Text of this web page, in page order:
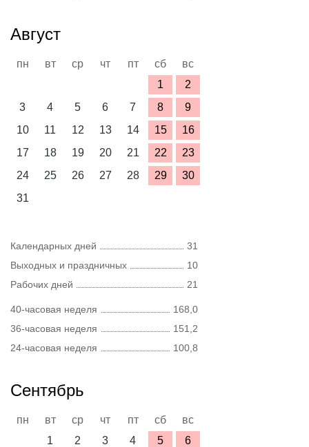
Август
пн вт ср чт пт сб
вс
1
2
3
4 5 6 7 8
9
10
11 12 13 14 15
16
17
18 19 20 21 22
23
24
25 26 27 28 29
30
31
Календарных дней
31
Выходных и праздничных
10
Рабочих дней
21
40-часовая неделя
168,0
36-часовая неделя
151,2
24-часовая неделя
100,8
Сентябрь
пн вт ср чт пт сб
вс
1
2 3 4 5
6